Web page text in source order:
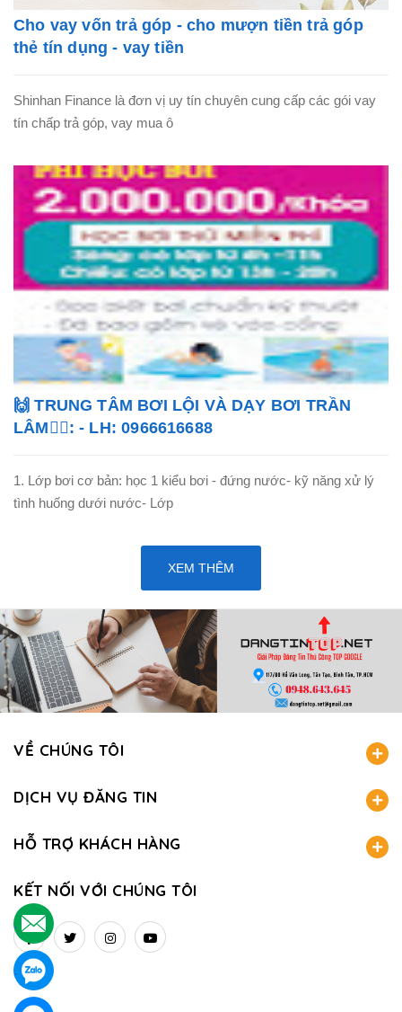
Cho vay vốn trả góp - cho mượn tiền trả góp
thẻ tín dụng - vay tiền
Shinhan Finance là đơn vị uy tín chuyên cung cấp các gói vay
tín chấp trả góp, vay mua ô
🙌 TRUNG TÂM BƠI LỘI VÀ DẠY BƠI TRẦN
LÂM🏊‍♂️: - LH: 0966616688
1. Lớp bơi cơ bản: học 1 kiểu bơi - đứng nước- kỹ năng xử lý
tình huống dưới nước- Lớp
XEM THÊM
VỀ CHÚNG TÔI
DỊCH VỤ ĐĂNG TIN
HỖ TRỢ KHÁCH HÀNG
KẾT NỐI VỚI CHÚNG TÔI
.
.